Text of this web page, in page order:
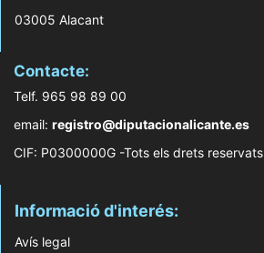
03005 Alacant
Contacte:
Telf. 965 98 89 00
email: registro@diputacionalicante.es
CIF: P0300000G -Tots els drets reservats
Informació d'interés:
Avís legal